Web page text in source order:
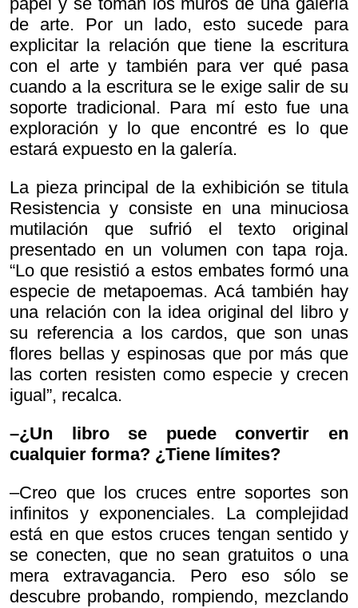
de arte. Por un lado, esto sucede para
explicitar la relación que tiene la escritura
con el arte y también para ver qué pasa
cuando a la escritura se le exige salir de su
soporte tradicional. Para mí esto fue una
exploración y lo que encontré es lo que
estará expuesto en la galería.
La pieza principal de la exhibición se titula
Resistencia y consiste en una minuciosa
mutilación que sufrió el texto original
presentado en un volumen con tapa roja.
“Lo que resistió a estos embates formó una
especie de metapoemas. Acá también hay
una relación con la idea original del libro y
su referencia a los cardos, que son unas
flores bellas y espinosas que por más que
las corten resisten como especie y crecen
igual”, recalca.
–¿Un libro se puede convertir en
cualquier forma? ¿Tiene límites?
–Creo que los cruces entre soportes son
infinitos y exponenciales. La complejidad
está en que estos cruces tengan sentido y
se conecten, que no sean gratuitos o una
mera extravagancia. Pero eso sólo se
descubre probando, rompiendo, mezclando